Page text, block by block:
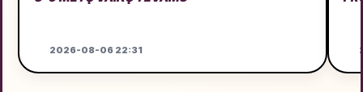
2026-08-06 22:31